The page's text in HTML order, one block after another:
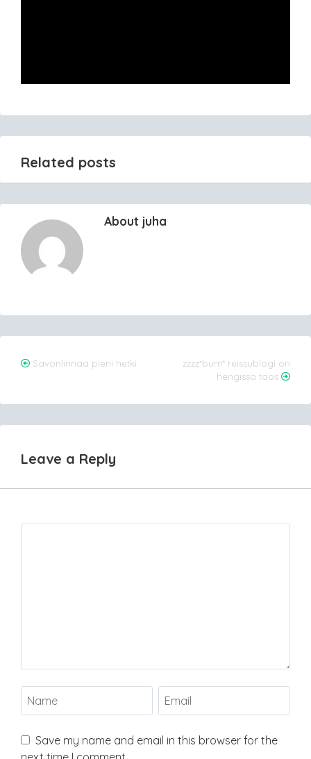
Related posts
About juha
Post
Savonlinnaa pieni hetki
zzzz*bum* reissublogi on
hengissä taas
Leave a Reply
Save my name and email in this browser for the